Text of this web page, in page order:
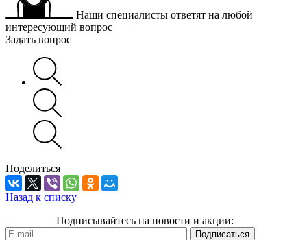
Наши специалисты ответят на любой
интересующий вопрос
Задать вопрос
Поделиться
Назад к списку
Подписывайтесь на новости и акции: